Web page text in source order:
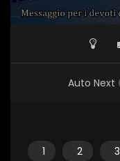
Auto Next
1 2 3